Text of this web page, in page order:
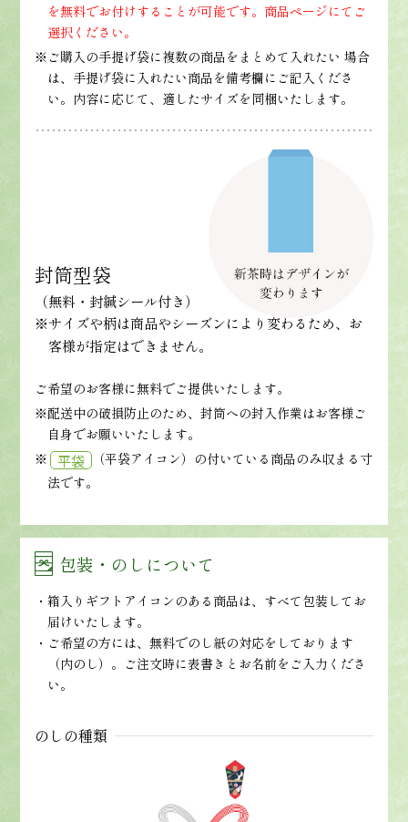
を無料でお付けすることが可能です。商品ページにてご
選択ください。
※ご購入の手提げ袋に複数の商品をまとめて入れたい 場合
は、手提げ袋に入れたい商品を備考欄にご記入くださ
い。内容に応じて、適したサイズを同梱いたします。
封筒型袋
（無料・封緘シール付き）
※サイズや柄は商品やシーズンにより変わるため、お
客様が指定はできません。
ご希望のお客様に無料でご提供いたします。
※配送中の破損防止のため、封筒への封入作業はお客様ご
自身でお願いいたします。
※
平袋
（平袋アイコン）の付いている商品のみ収まる寸
法です。
包装・のしについて
箱入りギフトアイコンのある商品は、すべて包装してお
届けいたします。
ご希望の方には、無料でのし紙の対応をしております
（内のし）。ご注文時に表書きとお名前をご入力くださ
い。
のしの種類